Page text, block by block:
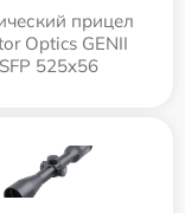
прицел
Optics GENII
SFP 525x56